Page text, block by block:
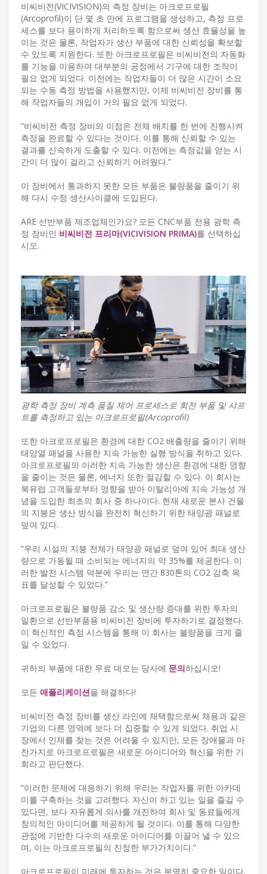
비씨비전(VICIVISION)의 측정 장비는 아크로프로필
(Arcoprofil)이 단 몇 초 만에 프로그램을 생성하고, 측정 프로
세스를 보다 용이하게 처리하도록 함으로써 생산 효율성을 높
이는 것은 물론, 작업자가 생산 부품에 대한 신뢰성을 확보할
수 있도록 지원한다. 또한 아크로프로필은 비씨비전의 자동화
를 기능을 이용하여 대부분의 공정에서 기구에 대한 조작이
필요 없게 되었다. 이전에는 작업자들이 더 많은 시간이 소요
되는 수동 측정 방법을 사용했지만, 이제 비씨비전 장비를 통
해 작업자들의 개입이 거의 필요 없게 되었다.
“비씨비전 측정 장비의 이점은 전체 배치를 한 번에 진행시켜
측정을 완료할 수 있다는 것이다. 이를 통해 신뢰할 수 있는
결과를 신속하게 도출할 수 있다. 이전에는 측정값을 얻는 시
간이 더 많이 걸리고 신뢰하기 어려웠다.”
이 장비에서 통과하지 못한 모든 부품은 불량품을 줄이기 위
해 다시 수정 생산사이클에 도입된다.
ARE 선반부품 제조업체인가요? 모든 CNC부품 전용 광학 측
정 장비인 비씨비전 프리마(VICIVISION PRIMA)를 선택하십
시오.
광학 측정 장비 계측 품질 제어 프로세스로 회전 부품 및 샤프
트를 측정하고 있는 아크로프로필(Arcoprofil)
또한 아크로프로필은 환경에 대한 CO2 배출량을 줄이기 위해
태양열 패널을 사용한 지속 가능한 실행 방식을 취하고 있다.
아크로프로필의 이러한 지속 가능한 생산은 환경에 대한 영향
을 줄이는 것은 물론, 에너지 또한 절감할 수 있다. 이 회사는
북유럽 고객들로부터 영향을 받아 이탈리아에 지속 가능성 개
념을 도입한 최초의 회사 중 하나이다. 현재 새로운 본사 건물
의 지붕은 생산 방식을 완전히 혁신하기 위한 태양광 패널로
덮여 있다.
“우리 시설의 지붕 전체가 태양광 패널로 덮여 있어 최대 생산
량으로 가동될 때 소비되는 에너지의 약 35%를 제공한다. 이
러한 발전 시스템 덕분에 우리는 연간 830톤의 CO2 감축 목
표를 달성할 수 있었다.”
아크로프로필은 불량품 감소 및 생산량 증대를 위한 투자의
일환으로 선반부품용 비씨비전 장비에 투자하기로 결정했다.
이 혁신적인 측정 시스템을 통해 이 회사는 불량품을 크게 줄
일 수 있었다.
귀하의 부품에 대한 무료 데모는 당사에 문의하십시오!
모든 애플리케이션을 해결하다!
비씨비전 측정 장비를 생산 라인에 채택함으로써 채용과 같은
기업의 다른 영역에 보다 더 집중할 수 있게 되었다. 취업 시
장에서 인재를 찾는 것은 어려울 수 있지만, 모든 장애물과 마
찬가지로 아크로프로필은 새로운 아이디어와 혁신을 위한 기
회라고 판단했다.
“이러한 문제에 대응하기 위해 우리는 작업자를 위한 아카데
미를 구축하는 것을 고려했다. 자신이 하고 있는 일을 즐길 수
있다면, 보다 자유롭게 의사를 개진하여 회사 및 동료들에게
창의적인 아이디어를 제공하게 될 것이다. 이를 통해 다양한
관점에 기반한 다수의 새로운 아이디어를 이끌어 낼 수 있으
며, 이는 아크로프로필의 진정한 부가가치이다.”
아크로프로필이 미래에 투자하는 것은 분명히 중요한 일이다.